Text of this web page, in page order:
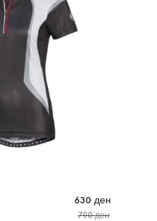
630 ден
790ден